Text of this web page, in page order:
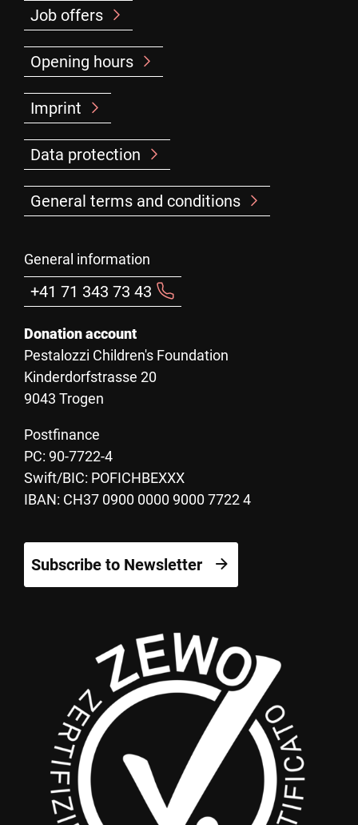
Job offers
Opening hours
Imprint
Data protection
General terms and conditions
General information
+41 71 343 73 43
Donation account
Pestalozzi Children's Foundation
Kinderdorfstrasse 20
9043 Trogen
Postfinance
PC: 90-7722-4
Swift/BIC: POFICHBEXXX
IBAN: CH37 0900 0000 9000 7722 4
Subscribe to Newsletter